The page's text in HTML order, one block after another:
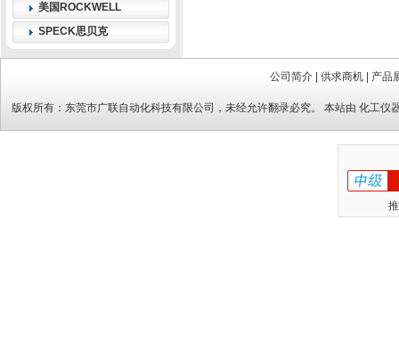
美国ROCKWELL
SPECK思贝克
公司简介 供求商机 产品
版权所有： 东莞市广联自动化科技有限公司 ，未经允许翻录必究。 本站由化工仪